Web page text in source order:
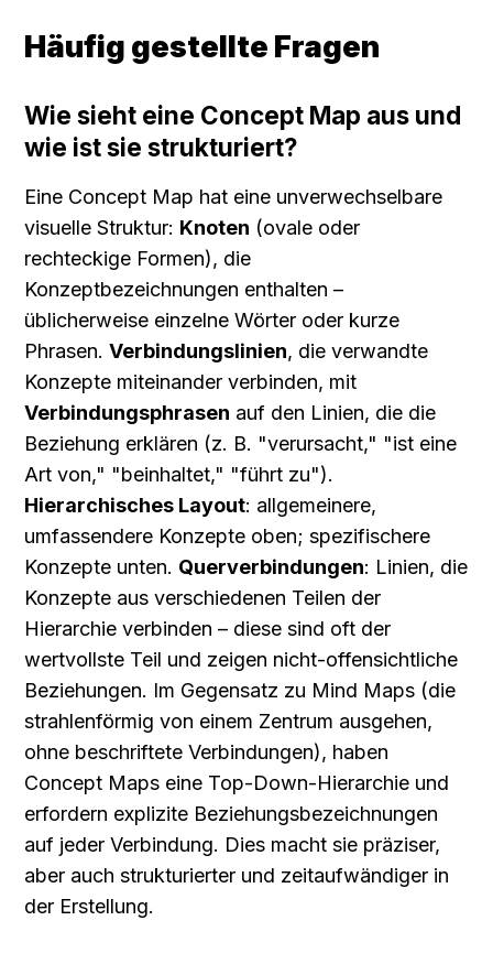
Häufig gestellte Fragen
Wie sieht eine Concept Map aus und
wie ist sie strukturiert?
Eine Concept Map hat eine unverwechselbare
visuelle Struktur: Knoten (ovale oder
rechteckige Formen), die
Konzeptbezeichnungen enthalten –
üblicherweise einzelne Wörter oder kurze
Phrasen. Verbindungslinien, die verwandte
Verbindungsphrasen auf den Linien, die die
Beziehung erklären (z. B. "verursacht," "ist eine
Hierarchisches Layout: allgemeinere,
umfassendere Konzepte oben; spezifischere
Konzepte unten. Querverbindungen: Linien, die
Konzepte aus verschiedenen Teilen der
Hierarchie verbinden – diese sind oft der
wertvollste Teil und zeigen nicht-offensichtliche
Beziehungen. Im Gegensatz zu Mind Maps (die
strahlenförmig von einem Zentrum ausgehen,
ohne beschriftete Verbindungen), haben
Concept Maps eine Top-Down-Hierarchie und
erfordern explizite Beziehungsbezeichnungen
auf jeder Verbindung. Dies macht sie präziser,
aber auch strukturierter und zeitaufwändiger in
der Erstellung.